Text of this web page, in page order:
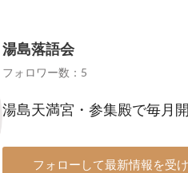
湯島落語会
フォロワー数：5
湯島天満宮・参集殿で毎月
フォローして最新情報を受